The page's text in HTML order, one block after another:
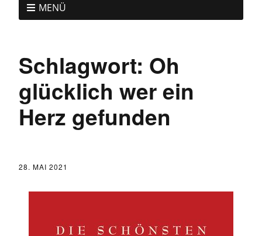
MENÜ
Schlagwort: Oh
glücklich wer ein
Herz gefunden
28. MAI 2021